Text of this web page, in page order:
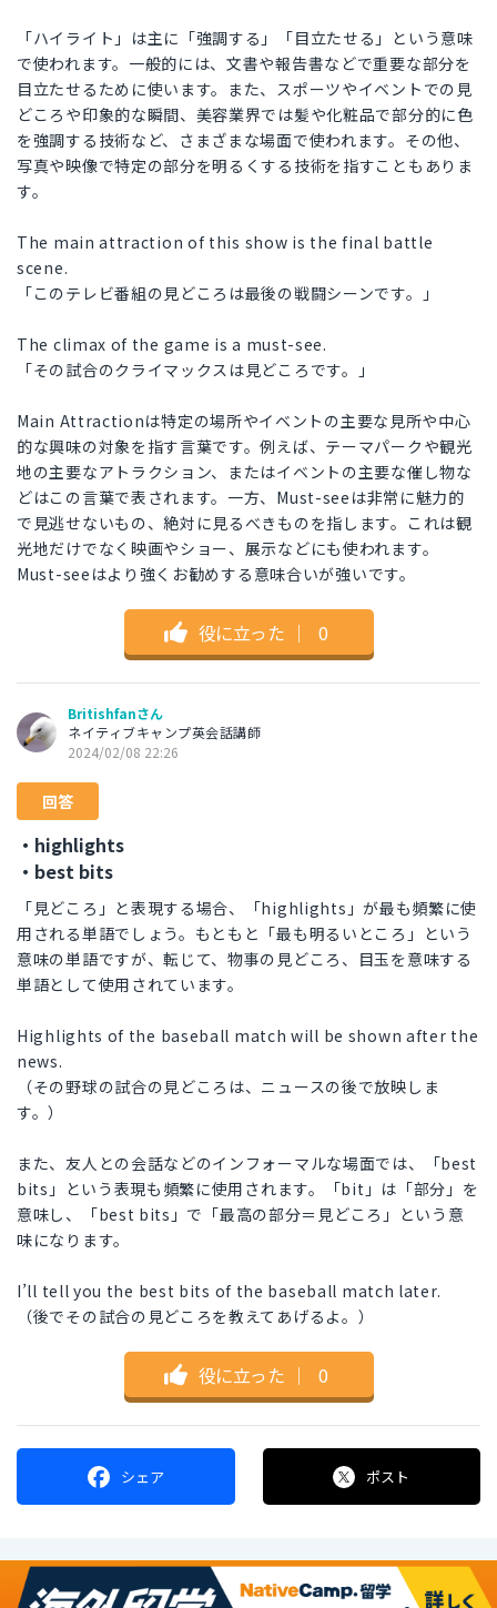
「ハイライト」は主に「強調する」「目立たせる」という意味
で使われます。一般的には、文書や報告書などで重要な部分を
目立たせるために使います。また、スポーツやイベントでの見
どころや印象的な瞬間、美容業界では髪や化粧品で部分的に色
を強調する技術など、さまざまな場面で使われます。その他、
写真や映像で特定の部分を明るくする技術を指すこともありま
す。
The main attraction of this show is the final battle
scene.
「このテレビ番組の見どころは最後の戦闘シーンです。」
The climax of the game is a must-see.
「その試合のクライマックスは見どころです。」
Main Attractionは特定の場所やイベントの主要な見所や中心
的な興味の対象を指す言葉です。例えば、テーマパークや観光
地の主要なアトラクション、またはイベントの主要な催し物な
どはこの言葉で表されます。一方、Must-seeは非常に魅力的
で見逃せないもの、絶対に見るべきものを指します。これは観
光地だけでなく映画やショー、展示などにも使われます。
Must-seeはより強くお勧めする意味合いが強いです。
役に立った ｜ 0
Britishfanさん
ネイティブキャンプ英会話講師
2024/02/08 22:26
回答
・highlights
・best bits
「見どころ」と表現する場合、「highlights」が最も頻繁に使
用される単語でしょう。もともと「最も明るいところ」という
意味の単語ですが、転じて、物事の見どころ、目玉を意味する
単語として使用されています。
Highlights of the baseball match will be shown after the
news.
（その野球の試合の見どころは、ニュースの後で放映しま
す。）
また、友人との会話などのインフォーマルな場面では、「best
bits」という表現も頻繁に使用されます。「bit」は「部分」を
意味し、「best bits」で「最高の部分＝見どころ」という意
味になります。
I’ll tell you the best bits of the baseball match later.
（後でその試合の見どころを教えてあげるよ。）
役に立った ｜ 0
シェア ポスト